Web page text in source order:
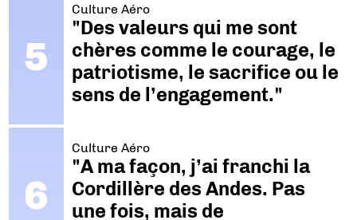
Culture Aéro
"Des valeurs qui me sont
chères comme le courage, le
patriotisme, le sacrifice ou le
sens de l’engagement."
Culture Aéro
"A ma façon, j’ai franchi la
Cordillère des Andes. Pas
une fois, mais de